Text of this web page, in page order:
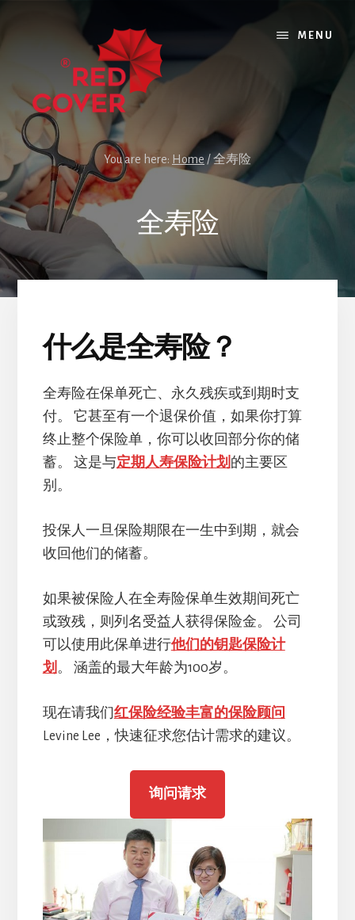
MENU
You are here: Home /全寿险
全寿险
什么是全寿险？
全寿险在保单死亡、永久残疾或到期时支
付。 它甚至有一个退保价值，如果你打算
终止整个保险单，你可以收回部分你的储
蓄。 这是与定期人寿保险计划 的主要区
别。
投保人一旦保险期限在一生中到期，就会
收回他们的储蓄。
如果被保险人在全寿险保单生效期间死亡
或致残，则列名受益人获得保险金。 公司
可以使用此保单进行他们的钥匙保险计
划 。 涵盖的最大年龄为100岁。
现在请我们红保险经验丰富的保险顾问
Levine Lee，快速征求您估计需求的建议。
询问请求